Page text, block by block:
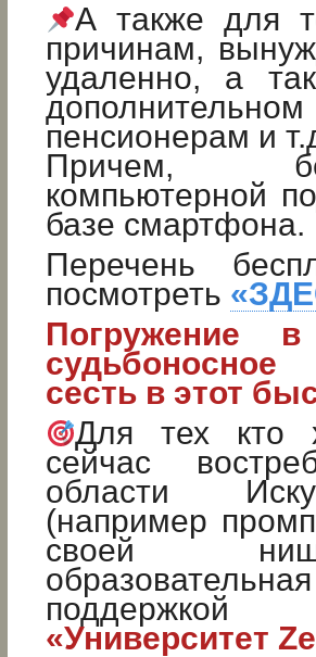
А также для
причинам,
удаленно, а
пенсионерам и
Причем,
компьютерной
базе смартфона.
Перечень
посмотреть
Погружение
судьбоносное
сесть в этот
Для тех кто
сейчас
области
(например
своей
поддержкой
«Университет